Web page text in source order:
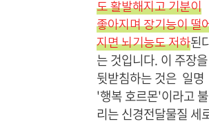
도 활발해지고 기분이
좋아지며 장기능이 떨
지면 뇌기능도 저하된
는 것입니다. 이 주장을
뒷받침하는 것은 일명
'행복 호르몬'이라고 불
리는 신경전달물질 세